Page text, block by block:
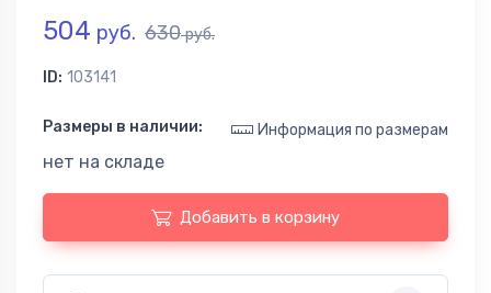
504 руб. 630руб.
ID: 103141
Размеры в наличии: Информация по размерам
нет на складе
Добавить в корзину